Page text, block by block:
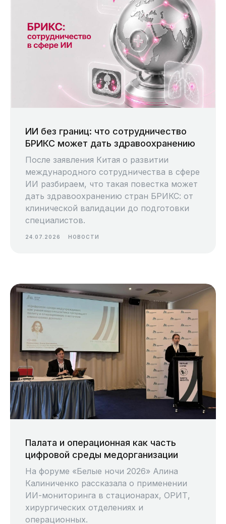
ИИ без границ: что сотрудничество
БРИКС может дать здравоохранению
После заявления Китая о развитии
международного сотрудничества в сфере
ИИ разбираем, что такая повестка может
дать здравоохранению стран БРИКС: от
клинической валидации до подготовки
специалистов.
24.07.2026 НОВОСТИ
Палата и операционная как часть
цифровой среды медорганизации
На форуме «Белые ночи 2026» Алина
Калиниченко рассказала о применении
ИИ-мониторинга в стационарах, ОРИТ,
хирургических отделениях и
операционных.